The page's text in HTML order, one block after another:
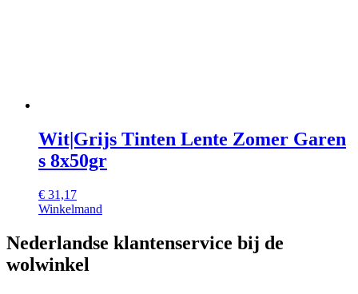
Wit|Grijs Tinten Lente Zomer Garen
s 8x50gr
€ 31,17
Winkelmand
Nederlandse klantenservice bij de
wolwinkel